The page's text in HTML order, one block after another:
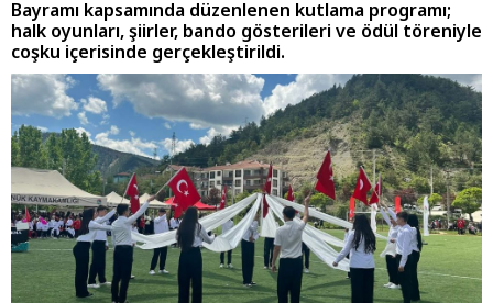
Bayramı kapsamında düzenlenen kutlama programı;
halk oyunları, şiirler, bando gösterileri ve ödül töreniyle
coşku içerisinde gerçekleştirildi.